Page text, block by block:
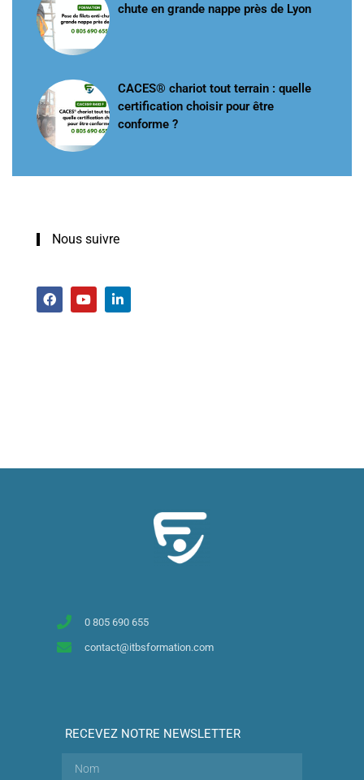
chute en grande nappe près de Lyon
CACES® chariot tout terrain : quelle
certification choisir pour être
conforme ?
Nous suivre
0 805 690 655
contact@itbsformation.com
RECEVEZ NOTRE NEWSLETTER